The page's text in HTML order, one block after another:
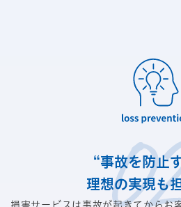
“事故を防止す
理想の実現も